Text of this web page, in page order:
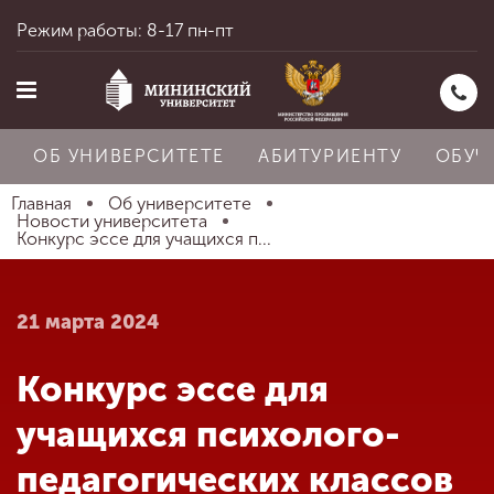
Главная
Абитуриенту
Режим работы: 8-17 пн-пт
ОБ УНИВЕРСИТЕТЕ АБИТУРИЕНТУ
Главная
Об университете
Новости университета
Конкурс эссе для учащихся п...
21 марта 2024
Конкурс эссе для
учащихся психолого-
педагогических классов